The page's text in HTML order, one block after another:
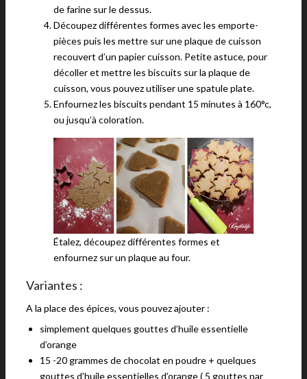
de farine sur le dessus.
Découpez différentes formes avec les emporte-
pièces puis les mettre sur une plaque de cuisson
recouvert d’un papier cuisson. Petite astuce, pour
décoller et mettre les biscuits sur la plaque de
cuisson, vous pouvez utiliser une spatule plate.
Enfournez les biscuits pendant 15 minutes à 160°c,
ou jusqu’à coloration.
Étalez, découpez différentes formes et
enfournez sur un plaque au four.
Variantes :
A la place des épices, vous pouvez ajouter :
simplement quelques gouttes d’huile essentielle
d’orange
15 -20 grammes de chocolat en poudre + quelques
gouttes d’huile essentielles d’orange ( 5 gouttes par